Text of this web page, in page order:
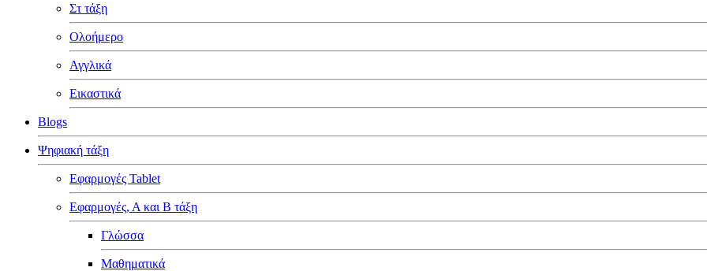
Στ τάξη
Ολοήμερο
Αγγλικά
Εικαστικά
Blogs
Ψηφιακή τάξη
Εφαρμογές Tablet
Εφαρμογές, Α και Β τάξη
Γλώσσα
Μαθηματικά